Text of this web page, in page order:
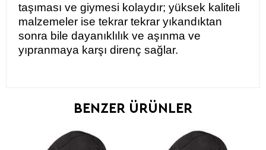
taşıması ve giymesi kolaydır; yüksek kaliteli
malzemeler ise tekrar tekrar yıkandıktan
sonra bile dayanıklılık ve aşınma ve
yıpranmaya karşı direnç sağlar.
BENZER ÜRÜNLER